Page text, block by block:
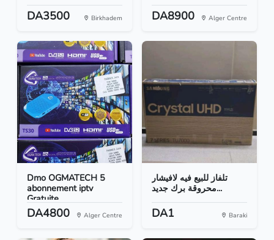
DA3500 Birkhadem DA8900 Alger Centre
Dmo OGMATECH 5
abonnement iptv
Gratuite
DA4800 Alger Centre
تلفاز للبيع فيه لافيشار
محروقة برك جديد...
DA1 Baraki